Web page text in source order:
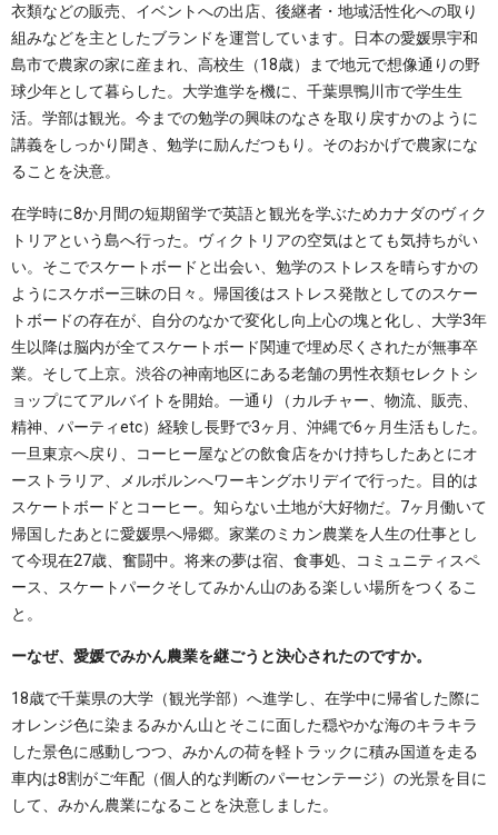
衣類などの販売、イベントへの出店、後継者・地域活性化への取り
組みなどを主としたブランドを運営しています。日本の愛媛県宇和
島市で農家の家に産まれ、高校生（18歳）まで地元で想像通りの野
球少年として暮らした。大学進学を機に、千葉県鴨川市で学生生
活。学部は観光。今までの勉学の興味のなさを取り戻すかのように
講義をしっかり聞き、勉学に励んだつもり。そのおかげで農家にな
ることを決意。
在学時に8か月間の短期留学で英語と観光を学ぶためカナダのヴィク
トリアという島へ行った。ヴィクトリアの空気はとても気持ちがい
い。そこでスケートボードと出会い、勉学のストレスを晴らすかの
ようにスケボー三昧の日々。帰国後はストレス発散としてのスケー
トボードの存在が、自分のなかで変化し向上心の塊と化し、大学3年
生以降は脳内が全てスケートボード関連で埋め尽くされたが無事卒
業。そして上京。渋谷の神南地区にある老舗の男性衣類セレクトシ
ョップにてアルバイトを開始。一通り（カルチャー、物流、販売、
精神、パーティetc）経験し長野で3ヶ月、沖縄で6ヶ月生活もした。
一旦東京へ戻り、コーヒー屋などの飲食店をかけ持ちしたあとにオ
ーストラリア、メルボルンへワーキングホリデイで行った。目的は
スケートボードとコーヒー。知らない土地が大好物だ。7ヶ月働いて
帰国したあとに愛媛県へ帰郷。家業のミカン農業を人生の仕事とし
て今現在27歳、奮闘中。将来の夢は宿、食事処、コミュニティスペ
ース、スケートパークそしてみかん山のある楽しい場所をつくるこ
と。
ーなぜ、愛媛でみかん農業を継ごうと決心されたのですか。
18歳で千葉県の大学（観光学部）へ進学し、在学中に帰省した際に
オレンジ色に染まるみかん山とそこに面した穏やかな海のキラキラ
した景色に感動しつつ、みかんの荷を軽トラックに積み国道を走る
車内は8割がご年配（個人的な判断のパーセンテージ）の光景を目に
して、みかん農業になることを決意しました。